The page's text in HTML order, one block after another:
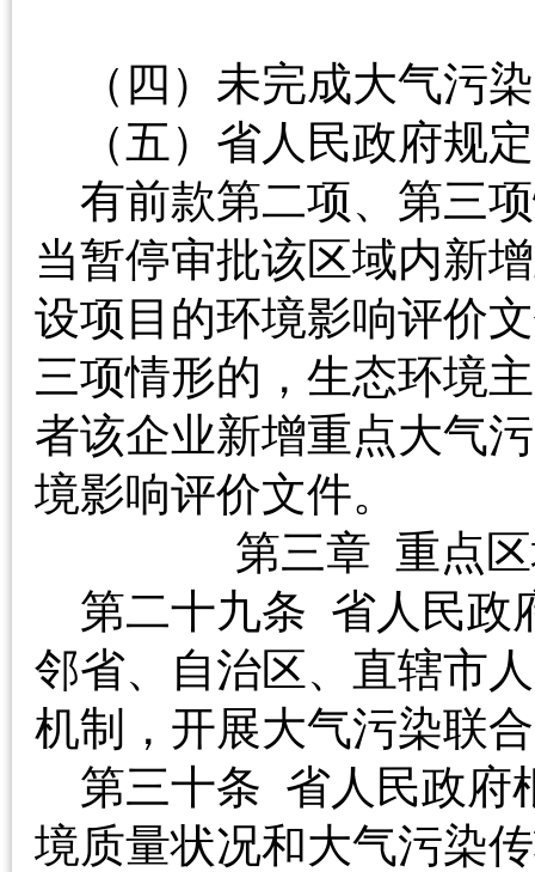
（四）未完成大气
（五）省人民政府
有前款第二项、第三
当暂停审批该区域内新
设项目的环境影响评价
三项情形的，生态环境
者该企业新增重点大气
境影响评价文件。
第三章 重点
第二十九条 省人民政
邻省、自治区、直辖市
机制，开展大气污染
第三十条 省人民政府
境质量状况和大气污染